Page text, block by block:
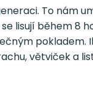
To nám
lisují během 8
větviček a